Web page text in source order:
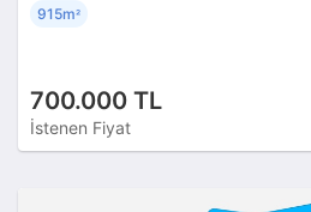
700.000 TL
İstenen Fiyat
915m²